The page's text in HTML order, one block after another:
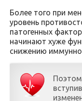
Более того при
уровень
патогенных
начинают хуже
снижению